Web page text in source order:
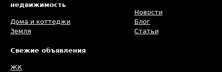
недвижимость
Дома и коттеджи
Земля
Новости
Блог
Статьи
Свежие объявления
ЖК